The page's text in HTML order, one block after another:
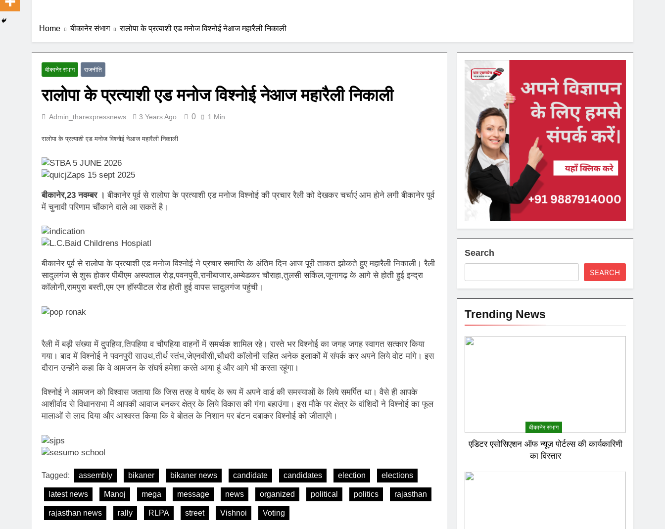
Home बीकानेर संभाग रालोपा के प्रत्याशी एड मनोज विश्नोई नेआज महारैली निकाली
बीकानेर संभाग राजनीति
रालोपा के प्रत्याशी एड मनोज विश्नोई नेआज महारैली निकाली
Admin_tharexpressnews 3 Years Ago 0 1 Min
रालोपा के प्रत्याशी एड मनोज विश्नोई नेआज महारैली निकाली
बीकानेर,23 नवम्बर ।बीकानेर पूर्व से रालोपा के प्रत्याशी एड मनोज विश्नोई की प्रचार रैली को देखकर चर्चाएं आम होने लगी बीकानेर पूर्व
में चुनावी परिणाम चौंकाने वाले आ सकतें है।
बीकानेर पूर्व से रालोपा के प्रत्याशी एड मनोज विश्नोई ने प्रचार समाप्ति के अंतिम दिन आज पूरी ताकत झोकते हुए महारैली निकाली। रैली
सादुलगंज से शुरू होकर पीबीएम अस्पताल रोड़,पवनपुरी,रानीबाजार,अम्बेडकर चौराहा,तुलसी सर्किल,जूनागढ़ के आगे से होती हुई इन्द्रा
कॉलोनी,रामपुरा बस्ती,एम एन हॉस्पीटल रोड होती हुई वापस सादुलगंज पहुंची।
रैली में बड़ी संख्या में दुपहिया,तिपहिया व चौपहिया वाहनों में समर्थक शामिल रहे। रास्ते भर विश्नोई का जगह जगह स्वागत सत्कार किया
गया। बाद में विश्नोई ने पवनपुरी साउथ,तीर्थ स्तंभ,जेएनवीसी,चौधरी कॉलोनी सहित अनेक इलाकों में संपर्क कर अपने लिये वोट मांगे। इस
दौरान उन्होंने कहा कि वे आमजन के संघर्ष हमेशा करते आया हूं और आगे भी करता रहूंगा।
विश्नोई ने आमजन को विश्वास जताया कि जिस तरह वे षार्षद के रूप में अपने वार्ड की समस्याओं के लिये समर्पित था। वैसे ही आपके
आशीर्वाद से विधानसभा में आपकी आवाज बनकर क्षेत्र के लिये विकास की गंगा बहाउंगा। इस मौके पर क्षेत्र के वांशिदों ने विश्नोई का फूल
मालाओं से लाद दिया और आश्वस्त किया कि वे बोतल के निशान पर बंटन दबाकर विश्नोई को जीताएंगे।
Tagged: assembly bikaner bikaner news candidate candidates election elections
latest news Manoj mega message news organized political politics rajasthan
rajasthan news rally RLPA street Vishnoi Voting
Search
SEARCH
Trending News
बीकानेर संभाग
एडिटर एसोसिएशन ऑफ न्यूज़ पोर्टल्स की कार्यकारिणी
का विस्तार